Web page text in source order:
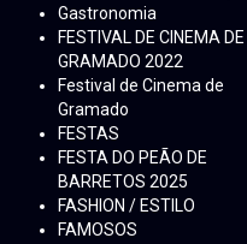
Gastronomia
FESTIVAL DE CINEMA DE
GRAMADO 2022
Festival de Cinema de
Gramado
FESTAS
FESTA DO PEÃO DE
BARRETOS 2025
FASHION / ESTILO
FAMOSOS